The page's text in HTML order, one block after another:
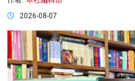
2026-08-07